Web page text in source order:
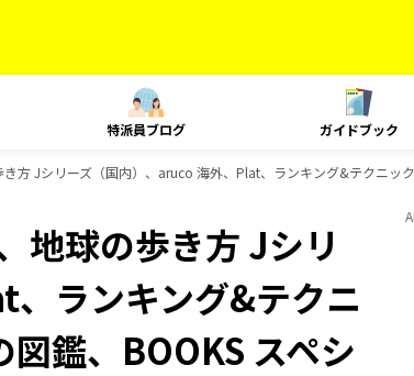
特派員ブログ ガイドブック
方 Jシリーズ（国内）、aruco 海外、Plat、ランキング&テクニ
地球の歩き方 Jシリ
ランキング&テクニ
鑑、BOOKS スペシ